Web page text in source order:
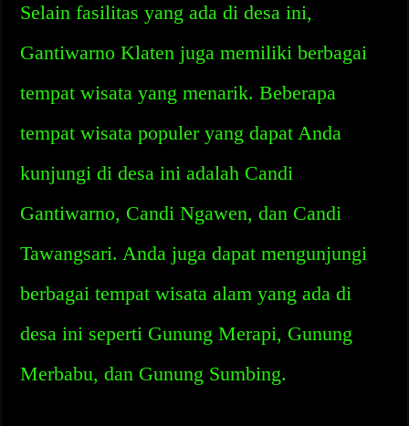
Selain fasilitas yang ada di desa ini,
Gantiwarno Klaten juga memiliki berbagai
tempat wisata yang menarik. Beberapa
tempat wisata populer yang dapat Anda
kunjungi di desa ini adalah Candi
Gantiwarno, Candi Ngawen, dan Candi
Tawangsari. Anda juga dapat mengunjungi
berbagai tempat wisata alam yang ada di
desa ini seperti Gunung Merapi, Gunung
Merbabu, dan Gunung Sumbing.